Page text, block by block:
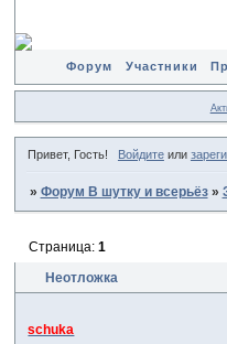
Форум Участники
Привет, Гость! Войдитеили
» Форум В шутку и всерьёз »
Неотложка
Страница: 1
schuka